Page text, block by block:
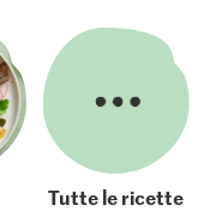
Tutte le ricette